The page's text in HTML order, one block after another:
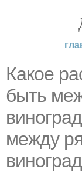
Какое
быть
между